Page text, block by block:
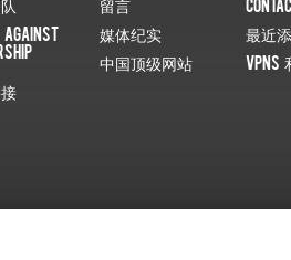
留言
媒体纪实
最近
中国顶级网站
VPNs